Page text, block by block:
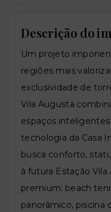
Descrição do
Um projeto
regiões mais
exclusividade de
Vila Augusta
espaços
tecnologia da Casa
busca conforto,
à futura Estação
premium: beach
panorâmico, piscina